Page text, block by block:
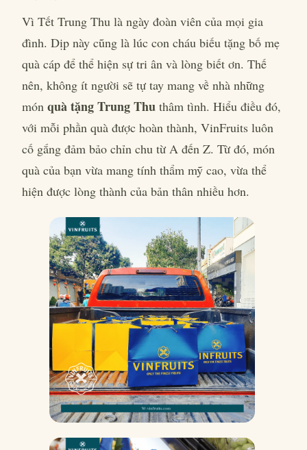
Vì Tết Trung Thu là ngày đoàn viên của mọi gia
đình. Dịp này cũng là lúc con cháu biếu tặng bố mẹ
quà cáp để thể hiện sự tri ân và lòng biết ơn. Thế
nên, không ít người sẽ tự tay mang về nhà những
món quà tặng Trung Thu thâm tình. Hiểu điều đó,
với mỗi phần quà được hoàn thành, VinFruits luôn
cố gắng đảm bảo chỉn chu từ A đến Z. Từ đó, món
quà của bạn vừa mang tính thẩm mỹ cao, vừa thể
hiện được lòng thành của bản thân nhiều hơn.